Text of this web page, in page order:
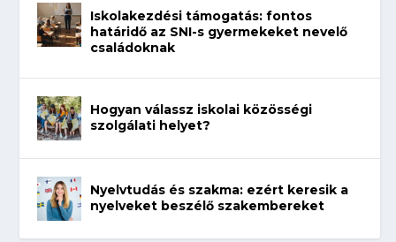
Iskolakezdési támogatás: fontos
határidő az SNI-s gyermekeket nevelő
családoknak
Hogyan válassz iskolai közösségi
szolgálati helyet?
Nyelvtudás és szakma: ezért keresik a
nyelveket beszélő szakembereket